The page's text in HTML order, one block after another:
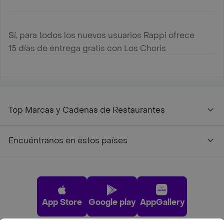
Sí, para todos los nuevos usuarios Rappi ofrece
15 días de entrega gratis con Los Choris
Top Marcas y Cadenas de Restaurantes
Encuéntranos en estos países
App Store Google play AppGallery